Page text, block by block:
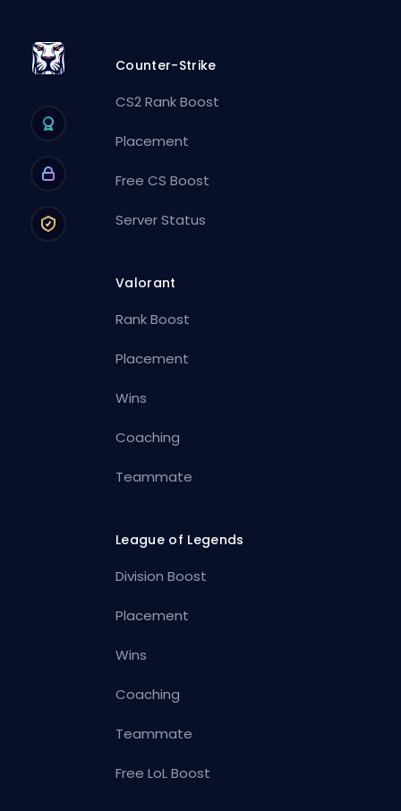
Counter-Strike
CS2 Rank Boost
Placement
Free CS Boost
Server Status
Valorant
Rank Boost
Placement
Wins
Coaching
Teammate
League of Legends
Division Boost
Placement
Wins
Coaching
Teammate
Free LoL Boost